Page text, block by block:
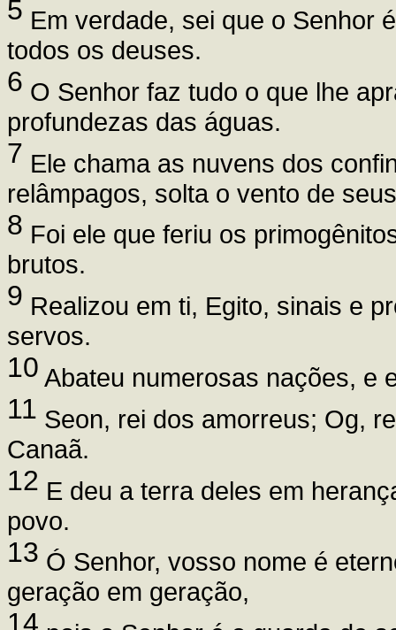
5 Em verdade, sei que o Senhor
todos os deuses.
6 O Senhor faz tudo o que lhe
profundezas das águas.
7 Ele chama as nuvens dos
relâmpagos, solta o vento de
8 Foi ele que feriu os
brutos.
9 Realizou em ti, Egito, sinais e
servos.
10 Abateu numerosas nações, e
11 Seon, rei dos amorreus; Og,
Canaã.
12 E deu a terra deles em
povo.
13 Ó Senhor, vosso nome é
geração em geração,
14